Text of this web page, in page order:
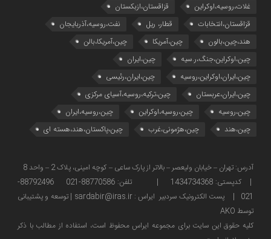
غلات،روسیه،اوکراین
قزاقستان،ازبکستان
قزاقستان،انتخابات
قطار، ریل
نفت،روسیه،آذربایجان
هند،چین،بالون
چین،آمریکا
چین،آمریکا،بالن
چین،اوکراین،جنگ،ر.سیه
چین،ایران
چین،ایران،اوکراین،روسیه
چین،ایران،رئیسی
چین،ایران،عربستان
چین،ترکیه،روسیه،آسیای مرکزی
چین،روسیه
چین،روسیه،اوکراین
چین،روسیه،ایران
چین،هند
چین،هژمونی،غرب چین،پاکستان،هند،هسته ای
| کدپستی: 1434734368 | تلفن: 88770586-021 88792496-
021 | پست الکترونیک سردبیر ایراس : sardabir@iras.ir |
توسعه و پشتیبانی
توسط AKO
كليه حقوق این سایت برای مجموعه ایراس محفوظ است، استفاده از مطالب با ذكر